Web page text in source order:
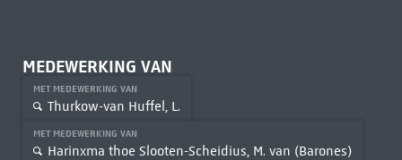
MEDEWERKING VAN
MET MEDEWERKING VAN
Thurkow-van Huffel, L.
MET MEDEWERKING VAN
Harinxma thoe Slooten-Scheidius, M. van (Barones)